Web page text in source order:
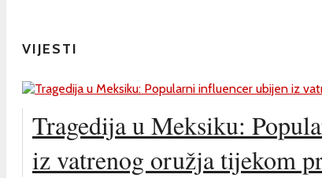
VIJESTI
Tragedija u Meksiku:
iz vatrenog oružja tijekom